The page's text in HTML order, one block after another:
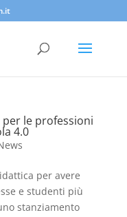
le professioni
4.0
per avere
e studenti più
stanziamento